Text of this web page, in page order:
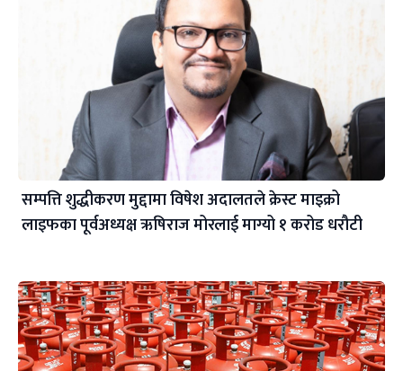
सम्पत्ति शुद्धीकरण मुद्दामा विषेश अदालतले क्रेस्ट माइक्रो
लाइफका पूर्वअध्यक्ष ऋषिराज मोरलाई माग्यो १ करोड धरौटी